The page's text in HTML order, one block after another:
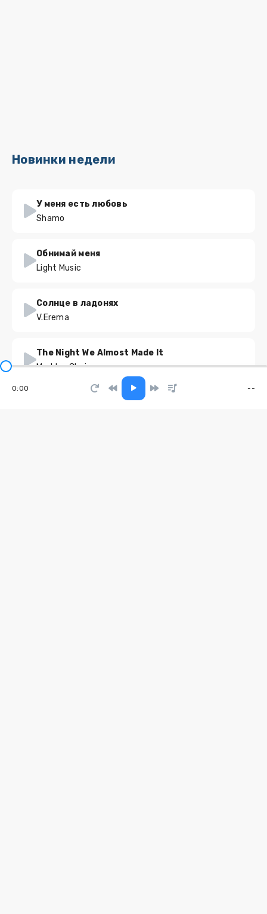
Новинки недели
У меня есть любовь
Shamo
Обнимай меня
Light Music
Солнце в ладонях
V.Erema
The Night We Almost Made It
Maddox Chain
0:00 --